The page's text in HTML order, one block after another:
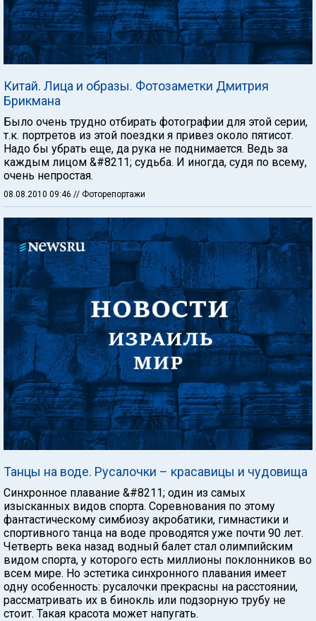
Китай. Лица и образы. Фотозаметки Дмитрия
Брикмана
Было очень трудно отбирать фотографии для этой серии,
т.к. портретов из этой поездки я привез около пятисот.
Надо бы убрать еще, да рука не поднимается. Ведь за
каждым лицом &#8211; судьба. И иногда, судя по всему,
очень непростая.
08.08.2010 09:46 // Фоторепортажи
Танцы на воде. Русалочки – красавицы и чудовища
Синхронное плавание &#8211; один из самых
изысканных видов спорта. Соревнования по этому
фантастическому симбиозу акробатики, гимнастики и
спортивного танца на воде проводятся уже почти 90 лет.
Четверть века назад водный балет стал олимпийским
видом спорта, у которого есть миллионы поклонников во
всем мире. Но эстетика синхронного плавания имеет
одну особенность: русалочки прекрасны на расстоянии,
рассматривать их в бинокль или подзорную трубу не
стоит. Такая красота может напугать.